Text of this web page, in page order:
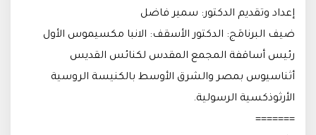
إعداد وتقديم الدكتور: سمير فاضل
ضيف البرنامَج: الدكتور الأسقف: الانبا مكسيموس الأول
رئيس أساقفة المجمع المقدس لكنائس القديس
أثناسيوس بمصر والشرق الأوسط بالكنيسة الروسية
الأرثوذكسية الرسولية.
=======